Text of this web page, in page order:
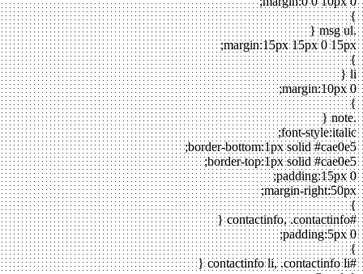
}
.msg ul {
margin:15px 15px 0 15px;
}
li {
margin:10px 0;
}
.note {
font-style:italic;
border-bottom:1px solid #cae0e5;
border-top:1px solid #cae0e5;
padding:15px 0;
margin-right:50px;
}
#contactinfo, .contactinfo {
padding:5px 0;
}
#contactinfo li, .contactinfo li {